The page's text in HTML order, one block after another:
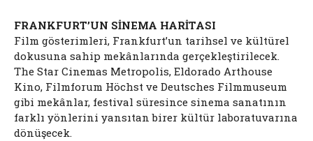
FRANKFURT’UN SİNEMA HARİTASI
Film gösterimleri, Frankfurt’un tarihsel ve kültürel
dokusuna sahip mekânlarında gerçekleştirilecek.
The Star Cinemas Metropolis, Eldorado Arthouse
Kino, Filmforum Höchst ve Deutsches Filmmuseum
gibi mekânlar, festival süresince sinema sanatının
farklı yönlerini yansıtan birer kültür laboratuvarına
dönüşecek.